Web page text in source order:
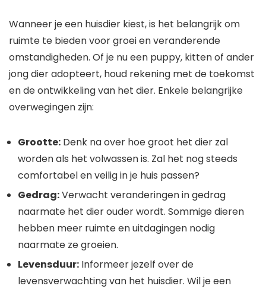
Wanneer je een huisdier kiest, is het belangrijk om
ruimte te bieden voor groei en veranderende
omstandigheden. Of je nu een puppy, kitten of ander
jong dier adopteert, houd rekening met de toekomst
en de ontwikkeling van het dier. Enkele belangrijke
overwegingen zijn:
Grootte: Denk na over hoe groot het dier zal
worden als het volwassen is. Zal het nog steeds
comfortabel en veilig in je huis passen?
Gedrag:Verwacht veranderingen in gedrag
naarmate het dier ouder wordt. Sommige dieren
hebben meer ruimte en uitdagingen nodig
naarmate ze groeien.
Levensduur: Informeer jezelf over de
levensverwachting van het huisdier. Wil je een